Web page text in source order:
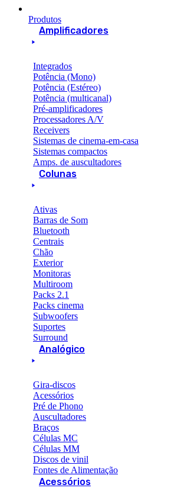
Produtos
Amplificadores
Integrados
Potência (Mono)
Potência (Estéreo)
Potência (multicanal)
Pré-amplificadores
Processadores A/V
Receivers
Sistemas de cinema-em-casa
Sistemas compactos
Amps. de auscultadores
Colunas
Ativas
Barras de Som
Bluetooth
Centrais
Chão
Exterior
Monitoras
Multiroom
Packs 2.1
Packs cinema
Subwoofers
Suportes
Surround
Analógico
Gira-discos
Acessórios
Pré de Phono
Auscultadores
Braços
Células MC
Células MM
Discos de vinil
Fontes de Alimentação
Acessórios